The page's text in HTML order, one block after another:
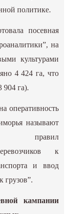
политике.
посевная
на
культурами
4 424 га, что
904 га).
оперативность
называют
правил
к
и ввод
грузов”.
кампании